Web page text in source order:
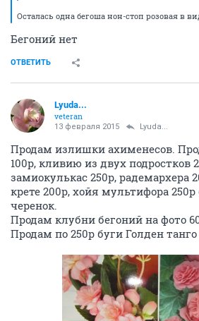
Осталась одна бегоша нон-стоп розовая в
Бегоний нет
ОТВЕТИТЬ
Lyuda...
veteran
13 февраля 2015 Lyuda...
Продам излишки ахименесов.
100р, кливию из двух подростков
замиокулькас 250р, радемархера
крете 200р, хойя мультифора
черенок.
Продам клубни бегоний на фото
Продам по 250р буги Голден танго